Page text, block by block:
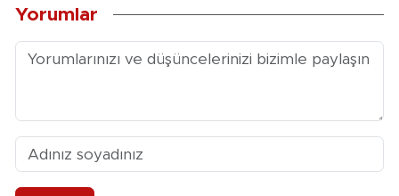
Yorumlar